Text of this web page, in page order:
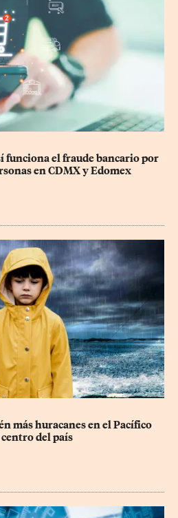
funciona el fraude bancario por
en CDMX y Edomex
más huracanes en el Pacífico
del país